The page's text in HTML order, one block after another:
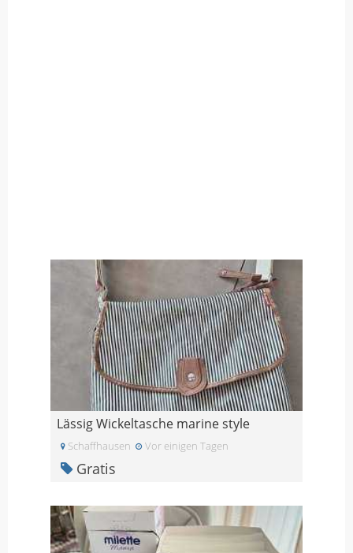
Lässig Wickeltasche marine style
Schaffhausen Vor einigen Tagen
Gratis